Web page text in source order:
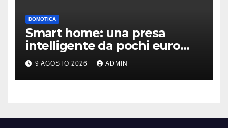
DOMOTICA
Smart home: una presa
intelligente da pochi euro
può fare la differenza
9 AGOSTO 2026 ADMIN